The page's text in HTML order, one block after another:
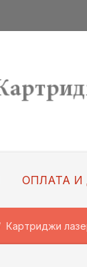
ОПЛАТА И
Картриджи